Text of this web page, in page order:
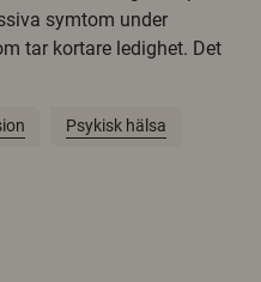
symtom under
tar kortare ledighet. Det
Psykisk hälsa